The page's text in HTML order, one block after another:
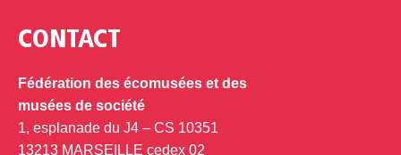
CONTACT
Fédération des écomusées et des
musées de société
1, esplanade du J4 – CS 10351
13213 MARSEILLE cedex 02